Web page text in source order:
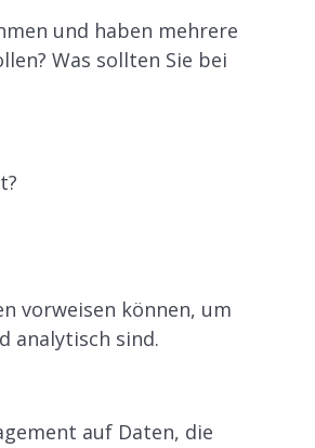
und haben mehrere
Was sollten Sie bei
vorweisen können, um
analytisch sind.
auf Daten, die